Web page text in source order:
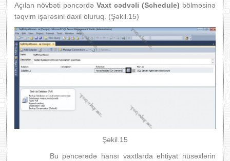
Açılan növbəti pəncərdə Vaxt cədvəli (Schedule) bölməsinə
təqvim işarəsini daxil oluruq. (Şəkil.15)
Şəkil.15
Bu pəncərədə hansı vaxtlarda ehtiyat nüsəxlərin